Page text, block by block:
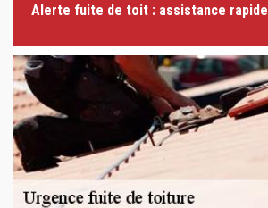
Alerte fuite de toit : assistance